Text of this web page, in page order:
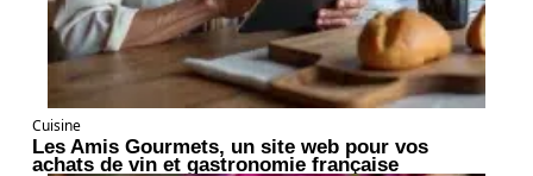
Cuisine
Les Amis Gourmets, un site web pour vos
achats de vin et gastronomie française